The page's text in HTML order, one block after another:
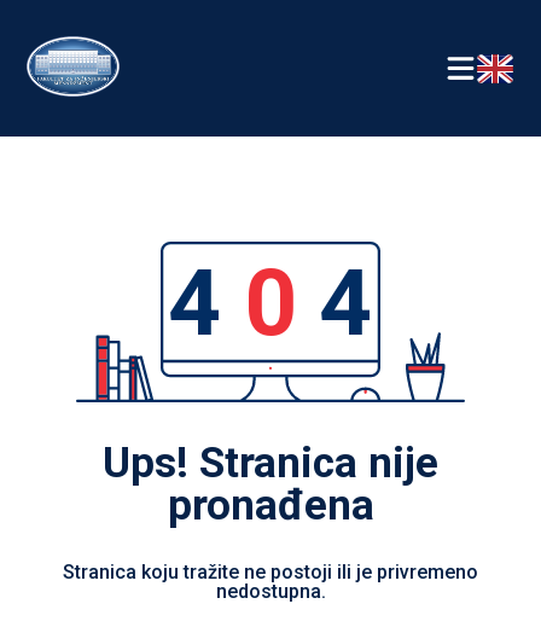
4 0 4
Ups! Stranica nije
pronađena
Stranica koju tražite ne postoji ili je privremeno
nedostupna.